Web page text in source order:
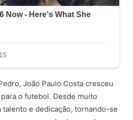
João Paulo Costa cresceu
o futebol. Desde muito
talento e dedicação, tornando-se